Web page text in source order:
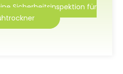
Sicherheitsinspektion für